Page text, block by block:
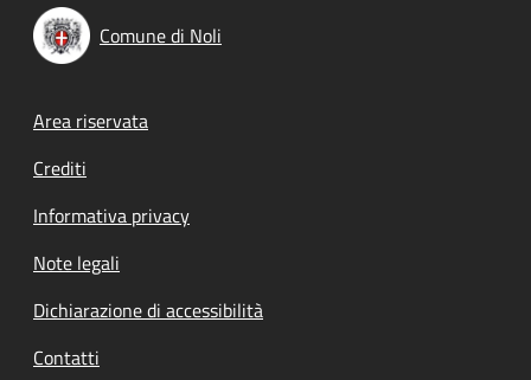
Comune di Noli
Footer menu
Area riservata
Crediti
Informativa privacy
Note legali
Dichiarazione di accessibilità
Contatti